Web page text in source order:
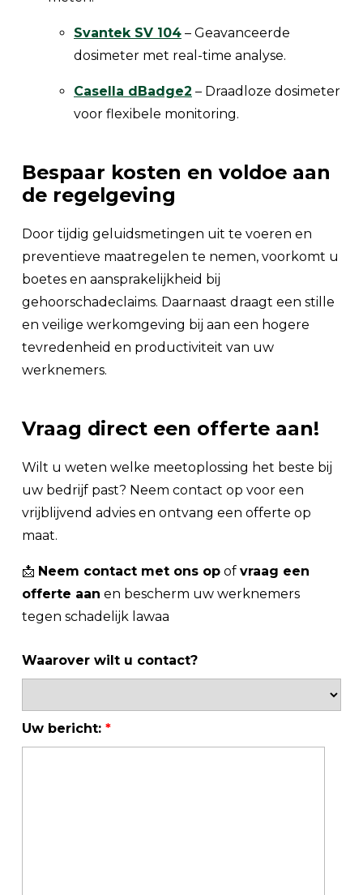
Svantek SV 104 – Geavanceerde
dosimeter met real-time analyse.
Casella dBadge2 – Draadloze dosimeter
voor flexibele monitoring.
Bespaar kosten en voldoe aan
de regelgeving
Door tijdig geluidsmetingen uit te voeren en
preventieve maatregelen te nemen, voorkomt u
boetes en aansprakelijkheid bij
gehoorschadeclaims. Daarnaast draagt een stille
en veilige werkomgeving bij aan een hogere
tevredenheid en productiviteit van uw
werknemers.
Vraag direct een offerte aan!
Wilt u weten welke meetoplossing het beste bij
uw bedrijf past? Neem contact op voor een
vrijblijvend advies en ontvang een offerte op
maat.
📩 Neem contact met ons op of vraag een
offerte aan en bescherm uw werknemers
tegen schadelijk lawaa
Waarover wilt u contact?
Uw bericht: *